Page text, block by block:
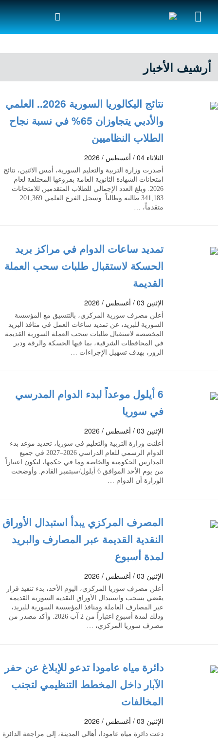
أرشيف الأخبار
نتائج البكالوريا السورية 2026.. العلمي
والأدبي يتجاوزان 65% في نسبة نجاح
الطلاب النظاميين
الثلاثاء 04 / أغسطس / 2026
أصدرت وزارة التربية والتعليم السورية، أمس الاثنين، نتائج
امتحانات الشهادة الثانوية العامة بفروعها المختلفة لعام
2026. وبلغ العدد الإجمالي للطلاب المتقدمين للامتحانات
341,183 طالبة وطالباً. وسجل الفرع العلمي 201,369
متقدماً، …
تمديد ساعات الدوام في مراكز بريد
الحسكة لاستقبال طلبات سحب العملة
القديمة
الإثنين 03 / أغسطس / 2026
أعلن مصرف سورية المركزي، بالتنسيق مع المؤسسة
السورية للبريد، عن تمديد ساعات العمل في منافذ البريد
المخصصة لاستقبال طلبات سحب العملة السورية القديمة
في المحافظات الشرقية، بما فيها الحسكة والرقة ودير
الزور، بهدف تسهيل الإجراءات …
6 أيلول موعداً لبدء الدوام المدرسي
في سوريا
الإثنين 03 / أغسطس / 2026
أعلنت وزارة التربية والتعليم في سوريا، تحديد موعد بدء
الدوام الرسمي للعام الدراسي 2026–2027 في جميع
المدارس الحكومية والخاصة وما في حكمها، ليكون اعتباراً
من يوم الأحد الموافق 6 أيلول/سبتمبر القادم. وأوضحت
الوزارة أن الدوام …
المصرف المركزي يبدأ استبدال الأوراق
النقدية القديمة عبر المصارف والبريد
لمدة أسبوع
الإثنين 03 / أغسطس / 2026
أعلن مصرف سوريا المركزي، اليوم الأحد، بدء تنفيذ قرار
يقضي بسحب واستبدال الأوراق النقدية السورية القديمة
عبر المصارف العاملة ومنافذ المؤسسة السورية للبريد،
وذلك لمدة أسبوع اعتباراً من 2 آب 2026. وأكد مصدر من
مصرف سوريا المركزي، …
دائرة مياه عامودا تدعو للإبلاغ عن حفر
الآبار داخل المخطط التنظيمي لتجنب
المخالفات
الإثنين 03 / أغسطس / 2026
دعت دائرة مياه عامودا، أهالي المدينة، إلى مراجعة الدائرة